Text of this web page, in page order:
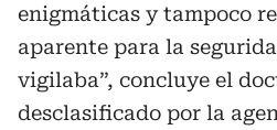
enigmáticas y tampoco
aparente para la
vigilaba”, concluye el
desclasificado por la